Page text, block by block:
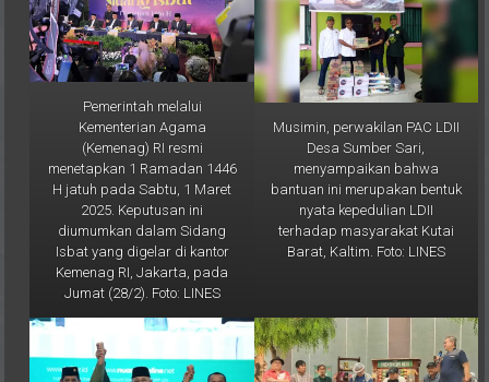
Pemerintah melalui
Kementerian Agama
(Kemenag) RI resmi
menetapkan 1 Ramadan 1446
H jatuh pada Sabtu, 1 Maret
2025. Keputusan ini
diumumkan dalam Sidang
Isbat yang digelar di kantor
Kemenag RI, Jakarta, pada
Jumat (28/2). Foto: LINES
Musimin, perwakilan PAC LDII
Desa Sumber Sari,
menyampaikan bahwa
bantuan ini merupakan bentuk
nyata kepedulian LDII
terhadap masyarakat Kutai
Barat, Kaltim. Foto: LINES